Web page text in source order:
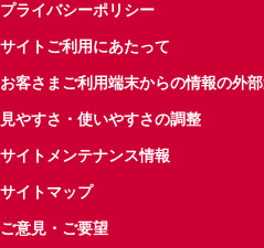
プライバシーポリシー
サイトご利用にあたって
お客さまご利用端末からの情報の外
見やすさ・使いやすさの調整
サイトメンテナンス情報
サイトマップ
ご意見・ご要望